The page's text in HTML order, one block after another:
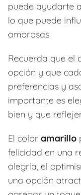
puede ayudarte
lo que puede
amorosas.
Recuerda que el
opción y que
preferencias y
importante es
bien y que
El color amarillo
felicidad en una
alegría, el
una opción